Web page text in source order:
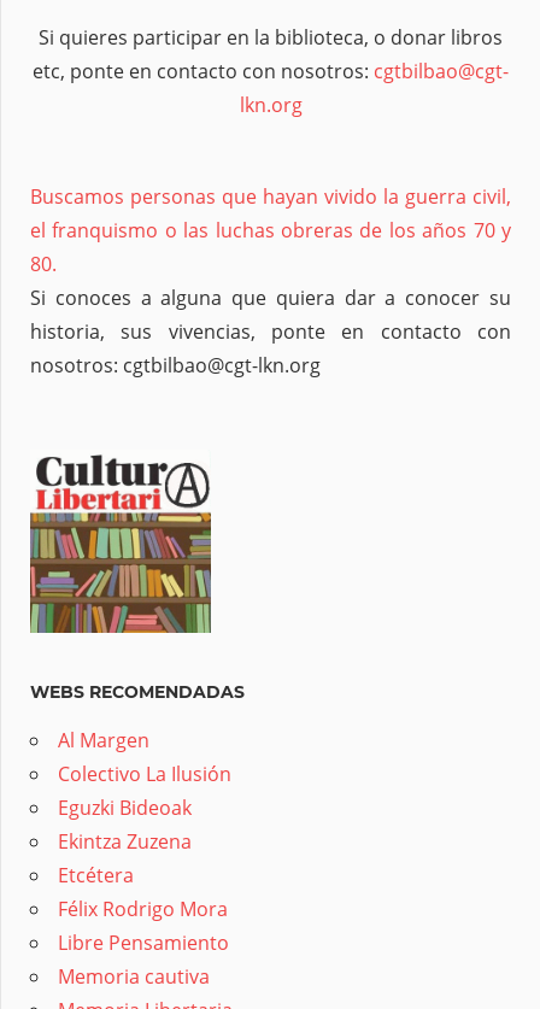
Si quieres participar en la biblioteca, o donar libros
etc, ponte en contacto con nosotros: cgtbilbao@cgt-
lkn.org
Buscamos personas que hayan vivido la guerra civil,
el franquismo o las luchas obreras de los años 70 y
80.
Si conoces a alguna que quiera dar a conocer su
historia, sus vivencias, ponte en contacto con
nosotros: cgtbilbao@cgt-lkn.org
WEBS RECOMENDADAS
Al Margen
Colectivo La Ilusión
Eguzki Bideoak
Ekintza Zuzena
Etcétera
Félix Rodrigo Mora
Libre Pensamiento
Memoria cautiva